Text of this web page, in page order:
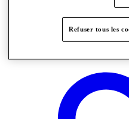
Carte Cadeau
Refuser tous les